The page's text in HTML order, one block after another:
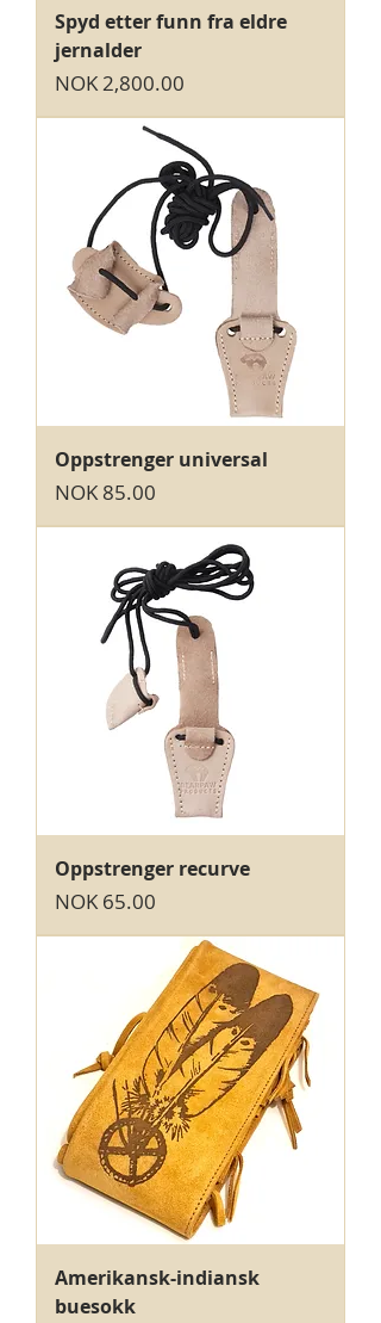
Spyd etter funn fra eldre
jernalder
Price
NOK 2,800.00
Oppstrenger universal
Price
NOK 85.00
Oppstrenger recurve
Price
NOK 65.00
Amerikansk-indiansk
buesokk